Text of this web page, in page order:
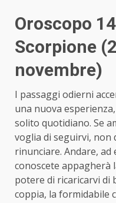
Oroscopo
Scorpione
novembre)
I passaggi odierni
una nuova
solito quotidiano. Se
voglia di seguirvi, non
rinunciare. Andare,
conoscete appagherà
potere di ricaricarvi di
coppia, la formidabile